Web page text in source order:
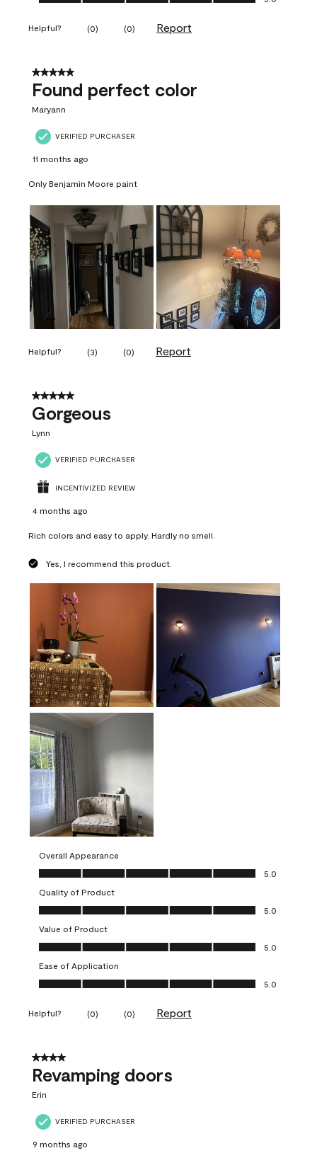
Helpful? (0) (0) Report
5 out of 5 stars.
Found perfect color
Maryann
VERIFIED PURCHASER
11 months ago
Only Benjamin Moore paint
Helpful? (3) (0) Report
5 out of 5 stars.
Gorgeous
Lynn
VERIFIED PURCHASER
INCENTIVIZED REVIEW
4 months ago
Rich colors and easy to apply. Hardly no smell.
Yes, I recommend this product.
Overall Appearance
Overall Appearance, 5.0 out of 5
5.0
Quality of Product
Quality of Product, 5.0 out of 5
5.0
Value of Product
Value of Product, 5.0 out of 5
5.0
Ease of Application
Ease of Application, 5.0 out of 5
5.0
Helpful? (0) (0) Report
4 out of 5 stars.
Revamping doors
Erin
VERIFIED PURCHASER
9 months ago